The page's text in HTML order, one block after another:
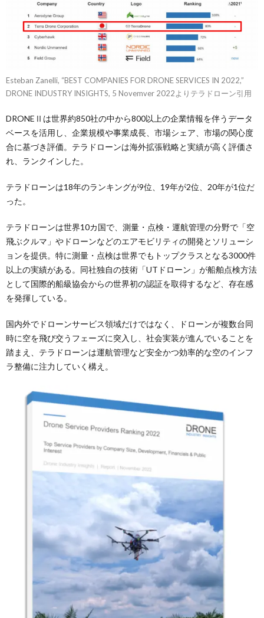
Esteban Zanelli, “BEST COMPANIES FOR DRONE SERVICES IN 2022,”
DRONE INDUSTRY INSIGHTS, 5 Novemver 2022よりテラドローン引用
DRONEⅡは世界約850社の中から800以上の企業情報を伴うデータ
ベースを活用し、企業規模や事業成長、市場シェア、市場の関心度
合に基づき評価。テラドローンは海外拡張戦略と実績が高く評価さ
れ、ランクインした。
テラドローンは18年のランキングが9位、19年が2位、20年が1位だ
った。
テラドローンは世界10カ国で、測量・点検・運航管理の分野で「空
飛ぶクルマ」やドローンなどのエアモビリティの開発とソリューシ
ョンを提供。特に測量・点検は世界でもトップクラスとなる3000件
以上の実績がある。同社独自の技術「UTドローン」が船舶点検方法
として国際的船級協会からの世界初の認証を取得するなど、存在感
を発揮している。
国内外でドローンサービス領域だけではなく、ドローンが複数台同
時に空を飛び交うフェーズに突入し、社会実装が進んでいることを
踏まえ、テラドローンは運航管理など安全かつ効率的な空のインフ
ラ整備に注力していく構え。